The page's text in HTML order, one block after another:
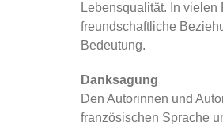
Lebensqualität. In
freundschaftliche
Bedeutung.
Danksagung
Den Autorinnen und
französischen Sprache